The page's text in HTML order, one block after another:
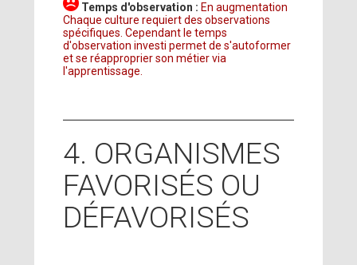
Temps d'observation : En augmentation
Chaque culture requiert des observations
spécifiques. Cependant le temps
d'observation investi permet de s'autoformer
et se réapproprier son métier via
l'apprentissage.
4. ORGANISMES
FAVORISÉS OU
DÉFAVORISÉS